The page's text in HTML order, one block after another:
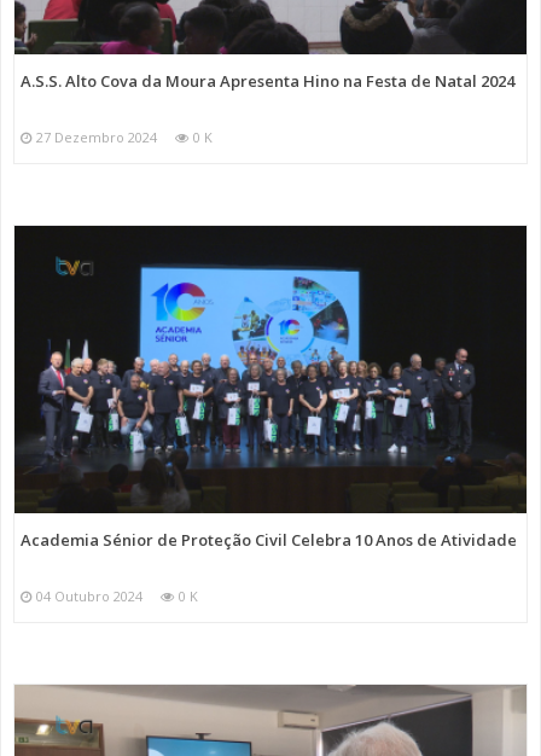
A.S.S. Alto Cova da Moura Apresenta Hino na Festa de Natal 2024
27 Dezembro 2024 0 K
Academia Sénior de Proteção Civil Celebra 10 Anos de Atividade
04 Outubro 2024 0 K